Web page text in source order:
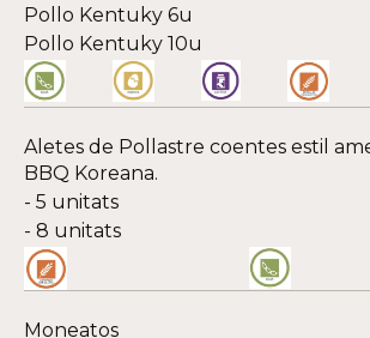
Pollo Kentuky 6u
Pollo Kentuky 10u
Aletes de Pollastre coentes estil
BBQ Koreana.
- 5 unitats
- 8 unitats
Moneatos